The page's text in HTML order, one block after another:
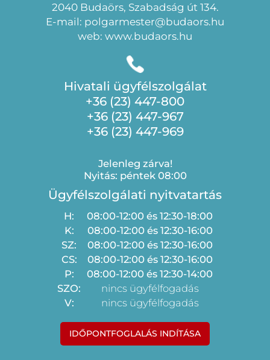
2040 Budaörs, Szabadság út 134.
E-mail: polgarmester@budaors.hu
web: www.budaors.hu
Hivatali ügyfélszolgálat
+36 (23) 447-800
+36 (23) 447-967
+36 (23) 447-969
Jelenleg zárva!
Nyitás: péntek 08:00
Ügyfélszolgálati nyitvatartás
H:
08:00-12:00 és 12:30-18:00
K:
08:00-12:00 és 12:30-16:00
SZ:
08:00-12:00 és 12:30-16:00
CS:
08:00-12:00 és 12:30-16:00
P:
08:00-12:00 és 12:30-14:00
SZO:
nincs ügyfélfogadás
V:
nincs ügyfélfogadás
IDŐPONTFOGLALÁS INDÍTÁSA